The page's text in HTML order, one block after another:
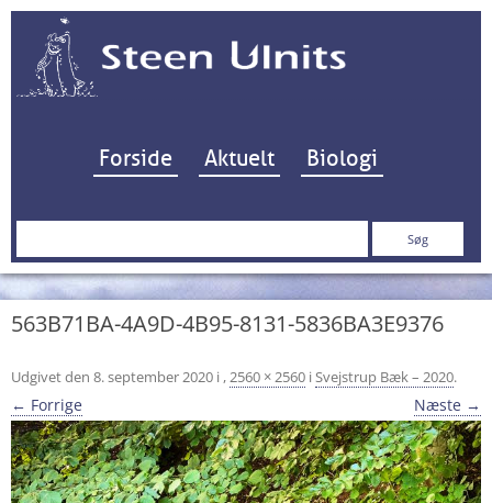
Hop til indhold
Forside Aktuelt Biologi
Søg
563B71BA-4A9D-4B95-8131-5836BA3E9376
Udgivet den 8. september 2020 i ,2560 × 2560 iSvejstrup Bæk – 2020.
← Forrige Næste →